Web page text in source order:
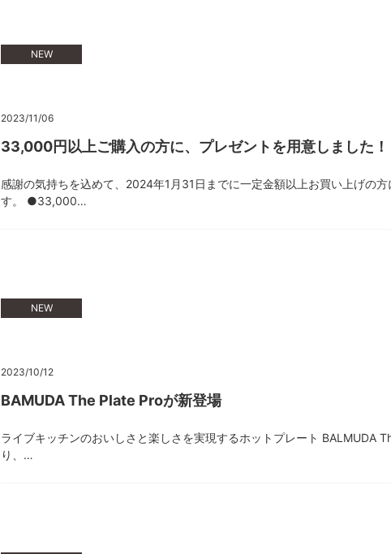
NEW
2023/11/06
33,000円以上ご購入の方に、プレゼントを用意しました！
感謝の気持ちを込めて、2024年1月31日までに一定金額以上お買い上げの
す。 ●33,000…
NEW
2023/10/12
BAMUDA The Plate Proが新登場
ライブキッチンのおいしさと楽しさを実現するホットプレート BALMUDA
り、…